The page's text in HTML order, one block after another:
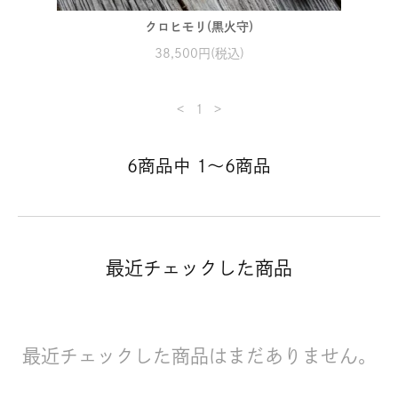
クロヒモリ(黒火守)
38,500円(税込)
< 1 >
6商品中 1～6商品
最近チェックした商品
最近チェックした商品はまだありません。